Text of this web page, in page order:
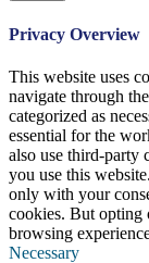
Privacy Overview
This website uses
navigate through
categorized as
essential for the
also use third-party
you use this
only with your
cookies. But opting
browsing
Necessary